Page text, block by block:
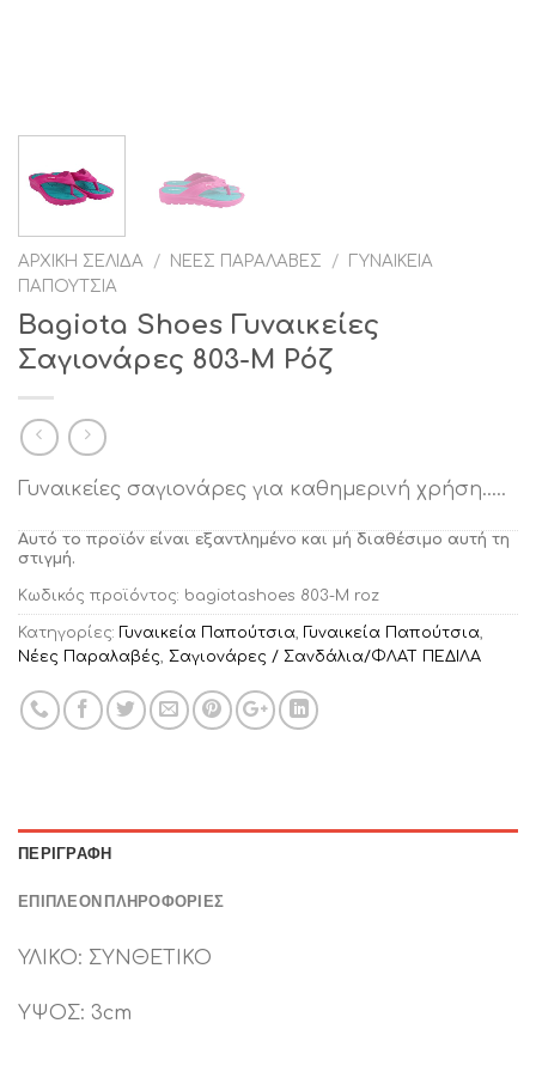
ΑΡΧΙΚΉ ΣΕΛΊΔΑ / ΝΈΕΣ ΠΑΡΑΛΑΒΈΣ /
ΓΥΝΑΙΚΕΊΑ
ΠΑΠΟΎΤΣΙΑ
Bagiota Shoes Γυναικείες
Σαγιονάρες 803-Μ Ρόζ
Γυναικείες σαγιονάρες για καθημερινή χρήση…..
Αυτό το προϊόν είναι εξαντλημένο και μή διαθέσιμο αυτή τη
στιγμή.
Κωδικός προϊόντος: bagiotashoes 803-M roz
Κατηγορίες: Γυναικεία Παπούτσια, Γυναικεία Παπούτσια,
Νέες Παραλαβές, Σαγιονάρες / Σανδάλια/ΦΛΑΤ ΠΕΔΙΛΑ
ΠΕΡΙΓΡΑΦΉ
ΕΠΙΠΛΈΟΝ ΠΛΗΡΟΦΟΡΊΕΣ
ΥΛΙΚΟ: ΣΥΝΘΕΤΙΚΟ
ΥΨΟΣ: 3cm